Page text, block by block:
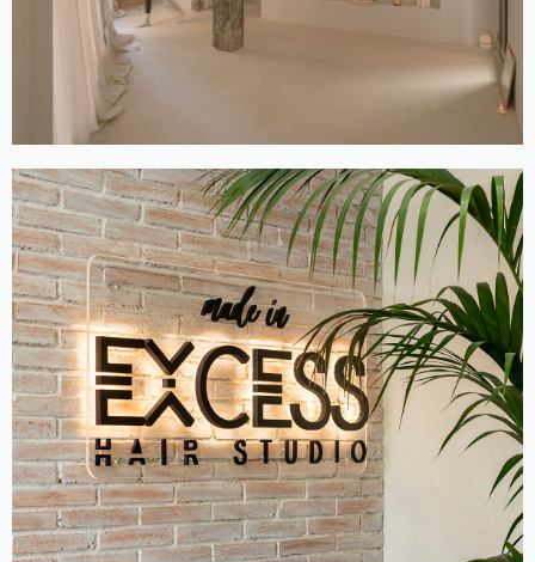
REFORMA INTEGRAL DE LOCAL
COMERCIAL A LLORET DE MAR
Reforma i adecuació de perruqueria